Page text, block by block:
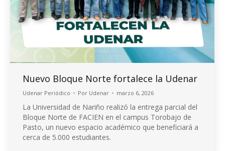
Nuevo Bloque Norte fortalece la Udenar
Udenar Periódico Por Udenar marzo 6, 2026
La Universidad de Nariño realizó la entrega parcial del
Bloque Norte de FACIEN en el campus Torobajo de
Pasto, un nuevo espacio académico que beneficiará a
cerca de 5.000 estudiantes.